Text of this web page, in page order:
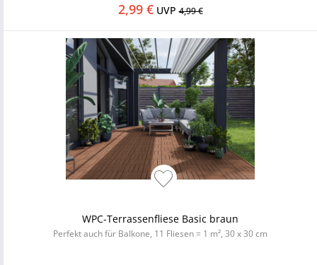
2,99 €UVP4,99 €
WPC-Terrassenfliese Basic braun
Perfekt auch für Balkone, 11 Fliesen = 1 m², 30 x 30 cm